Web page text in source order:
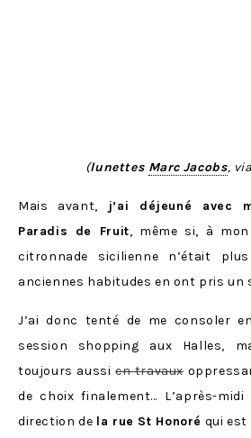
(lunettes Marc Jacobs, via
Mais avant,
j’ai déjeuné avec
Paradis de Fruit, même si, à
citronnade sicilienne n’était
anciennes habitudes en ont pris un
J’ai donc tenté de me consoler
session shopping aux Halles,
toujours aussi en travaux
de choix finalement… L’après-
direction de la rue St Honoré qui